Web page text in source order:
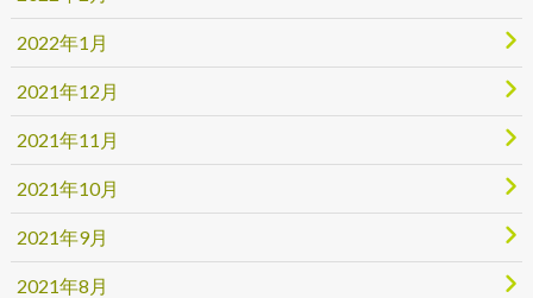
2022年1月
2021年12月
2021年11月
2021年10月
2021年9月
2021年8月